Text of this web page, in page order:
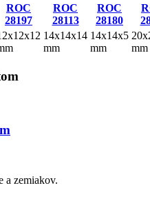
ROC
28197
ROC
28113
ROC
28180
14x14x14
mm
14x14x5
mm
mm
a zemiakov.